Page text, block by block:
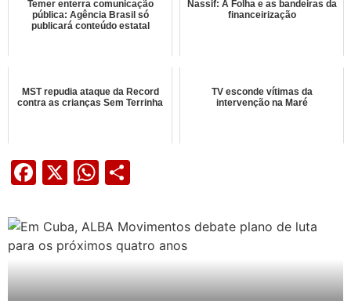
Temer enterra comunicação
pública: Agência Brasil só
publicará conteúdo estatal
Nassif: A Folha e as bandeiras da
financeirização
MST repudia ataque da Record
contra as crianças Sem Terrinha
TV esconde vítimas da
intervenção na Maré
Facebook
X WhatsApp